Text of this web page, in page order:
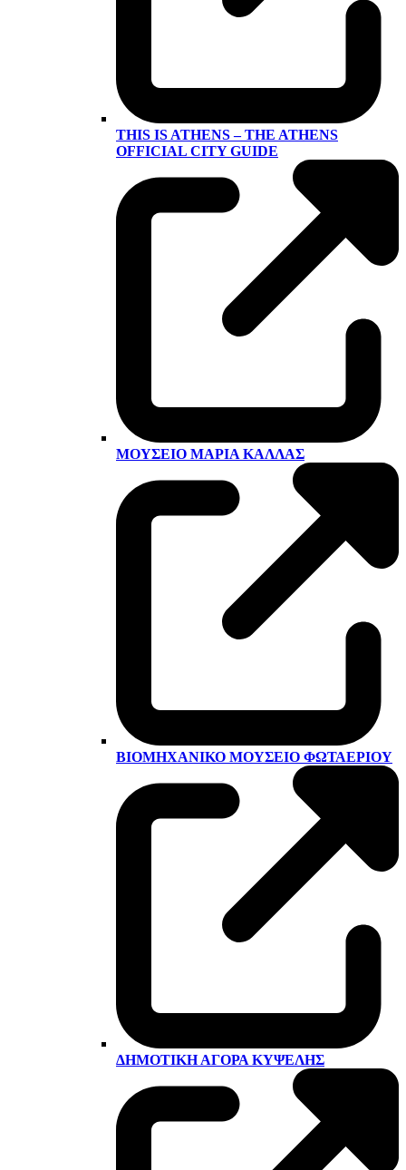
THIS IS ATHENS – THE ATHENS
OFFICIAL CITY GUIDE
ΜΟΥΣΕΊΟ ΜΑΡΊΑ ΚΆΛΛΑΣ
ΒΙΟΜΗΧΑΝΙΚΌ ΜΟΥΣΕΊΟ ΦΩΤΑΕΡΊΟΥ
ΔΗΜΟΤΙΚΉ ΑΓΟΡΆ ΚΥΨΈΛΗΣ